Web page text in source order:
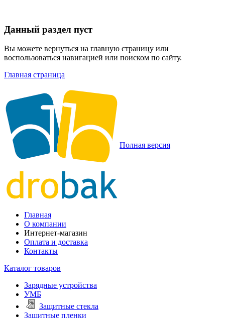
Данный раздел пуст
Вы можете вернуться на главную страницу или
воспользоваться навигацией или поиском по сайту.
Главная страница
Полная версия
Главная
О компании
Интернет-магазин
Оплата и доставка
Контакты
Каталог товаров
Зарядные устройства
УМБ
Защитные стекла
Защитные пленки